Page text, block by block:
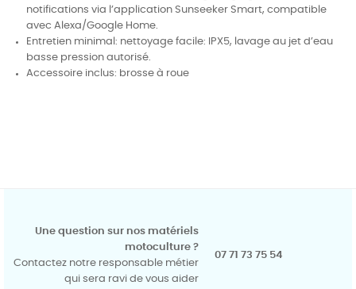
notifications via l’application Sunseeker Smart, compatible
avec Alexa/Google Home.
Entretien minimal: nettoyage facile: IPX5, lavage au jet d’eau
basse pression autorisé.
Accessoire inclus: brosse à roue
Une question sur nos matériels
motoculture ?
Contactez notre responsable métier
qui sera ravi de vous aider
07 71 73 75 54